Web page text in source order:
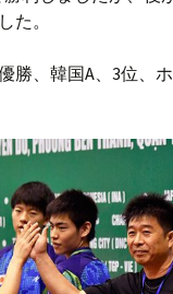
た。
勝、韓国A、3位、